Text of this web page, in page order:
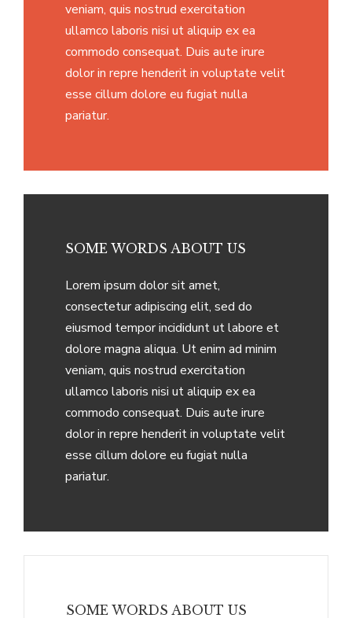
veniam, quis nostrud exercitation
ullamco laboris nisi ut aliquip ex ea
commodo consequat. Duis aute irure
dolor in repre henderit in voluptate velit
esse cillum dolore eu fugiat nulla
pariatur.
SOME WORDS ABOUT US
Lorem ipsum dolor sit amet,
consectetur adipiscing elit, sed do
eiusmod tempor incididunt ut labore et
dolore magna aliqua. Ut enim ad minim
veniam, quis nostrud exercitation
ullamco laboris nisi ut aliquip ex ea
commodo consequat. Duis aute irure
dolor in repre henderit in voluptate velit
esse cillum dolore eu fugiat nulla
pariatur.
SOME WORDS ABOUT US